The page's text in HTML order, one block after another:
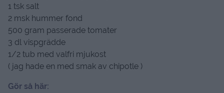
1 tsk salt
2 msk hummer fond
500 gram passerade tomater
3 dl vispgrädde
1/2 tub med valfri mjukost
( jag hade en med smak av chipotle )
Gör så här: